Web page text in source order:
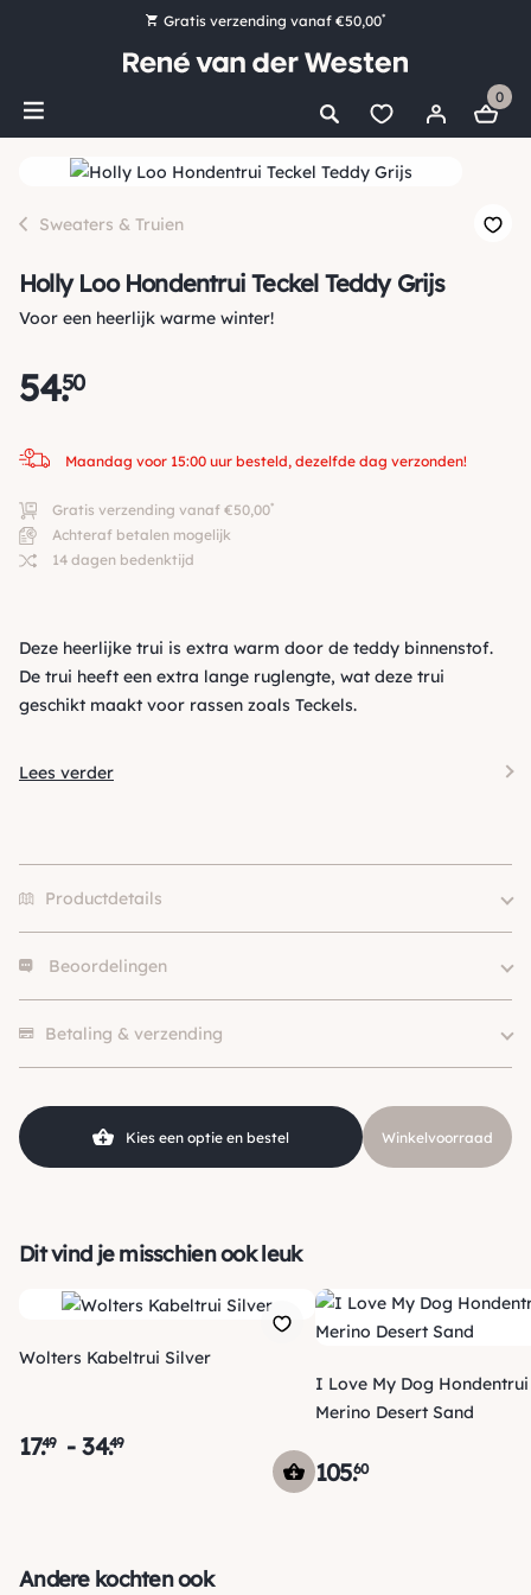
Gratis verzending vanaf €50,00*
Bestel nu, betaal later met Klarna
Ruim 16.000 artikelen op voorraad
0
Sweaters & Truien
Holly Loo Hondentrui Teckel Teddy Grijs
Voor een heerlijk warme winter!
54.
50
Maandag voor 15:00 uur besteld, dezelfde dag verzonden!
Gratis verzending vanaf €50,00*
Achteraf betalen mogelijk
14 dagen bedenktijd
Deze heerlijke trui is extra warm door de teddy binnenstof.
De trui heeft een extra lange ruglengte, wat deze trui
geschikt maakt voor rassen zoals Teckels.
Lees verder
Productdetails
Size
Merk
Holly Loo
Kleur
Beoordelingen
Betaling & verzending
Je ontvangt een track & trace code van ons zodat je je
Kies een optie en bestel Winkelvoorraad
Dit vind je misschien ook leuk
Wolters Kabeltrui Silver
17.49 -34.49
I Love My Dog
Merino Desert Sand
105.60
Andere kochten ook